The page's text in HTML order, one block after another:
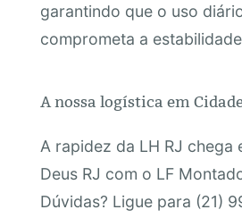
garantindo que o uso
comprometa a
A nossa logística em Cidade
A rapidez da LH RJ chega
Deus RJ com o LF
Dúvidas? Ligue para (21)